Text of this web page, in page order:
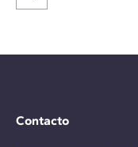
Contacto